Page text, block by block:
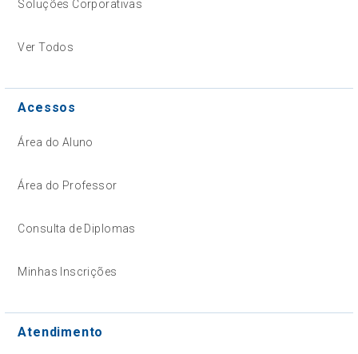
Soluções Corporativas
Ver Todos
Acessos
Área do Aluno
Área do Professor
Consulta de Diplomas
Minhas Inscrições
Atendimento